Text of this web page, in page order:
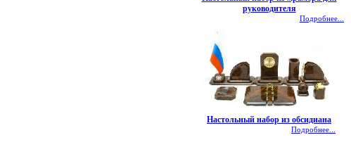
руководителя
Подробнее...
Настольный набор из обсидиана
Подробнее...